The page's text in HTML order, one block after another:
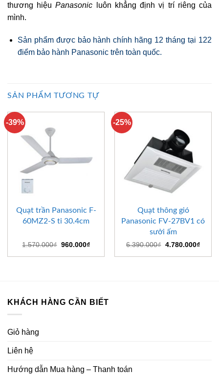
thương hiệuPanasonic luôn khẳng định vị trí riêng của
mình.
Sản phẩm được bảo hành chính hãng 12 tháng tại 122
điểm bảo hành Panasonic trên toàn quốc.
SẢN PHẨM TƯƠNG TỰ
-39%
Quạt trần Panasonic F-
60MZ2-S ti 30.4cm
1.570.000₫ Giá
là:
960.000₫Giá
tại
-25%
Quạt thông gió
Panasonic FV-27BV1 có
sưởi ấm
6.390.000₫ Giá
là:
4.780.000₫Giá
tại
KHÁCH HÀNG CẦN BIẾT
Giỏ hàng
Liên hệ
Hướng dẫn Mua hàng – Thanh toán